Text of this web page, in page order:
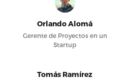
Orlando Alomá
Gerente de Proyectos en un
Startup
Tomás Ramírez